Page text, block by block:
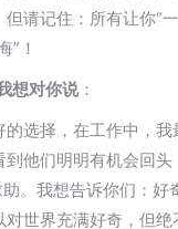
请记住：所有让你“
”！
想对你说：
选择，在工作中，
他们明明有机会回头
。我想告诉你们：好
世界充满好奇，但绝